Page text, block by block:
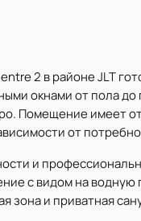
2 в районе JLT
окнами от пола до
Помещение имеет
от
и
с видом на водную
зона и приватная